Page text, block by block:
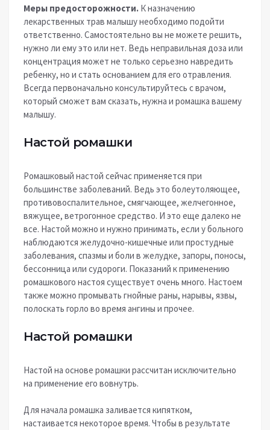
Меры предосторожности. К назначению
лекарственных трав малышу необходимо подойти
ответственно. Самостоятельно вы не можете решить,
нужно ли ему это или нет. Ведь неправильная доза или
концентрация может не только серьезно навредить
ребенку, но и стать основанием для его отравления.
Всегда первоначально консультируйтесь с врачом,
который сможет вам сказать, нужна и ромашка вашему
малышу.
Настой ромашки
Ромашковый настой сейчас применяется при
большинстве заболеваний. Ведь это болеутоляющее,
противовоспалительное, смягчающее, желчегонное,
вяжущее, ветрогонное средство. И это еще далеко не
все. Настой можно и нужно принимать, если у больного
наблюдаются желудочно-кишечные или простудные
заболевания, спазмы и боли в желудке, запоры, поносы,
бессонница или судороги. Показаний к применению
ромашкового настоя существует очень много. Настоем
также можно промывать гнойные раны, нарывы, язвы,
полоскать горло во время ангины и прочее.
Настой ромашки
Настой на основе ромашки рассчитан исключительно
на применение его вовнутрь.
Для начала ромашка заливается кипятком,
настаивается некоторое время. Чтобы в результате